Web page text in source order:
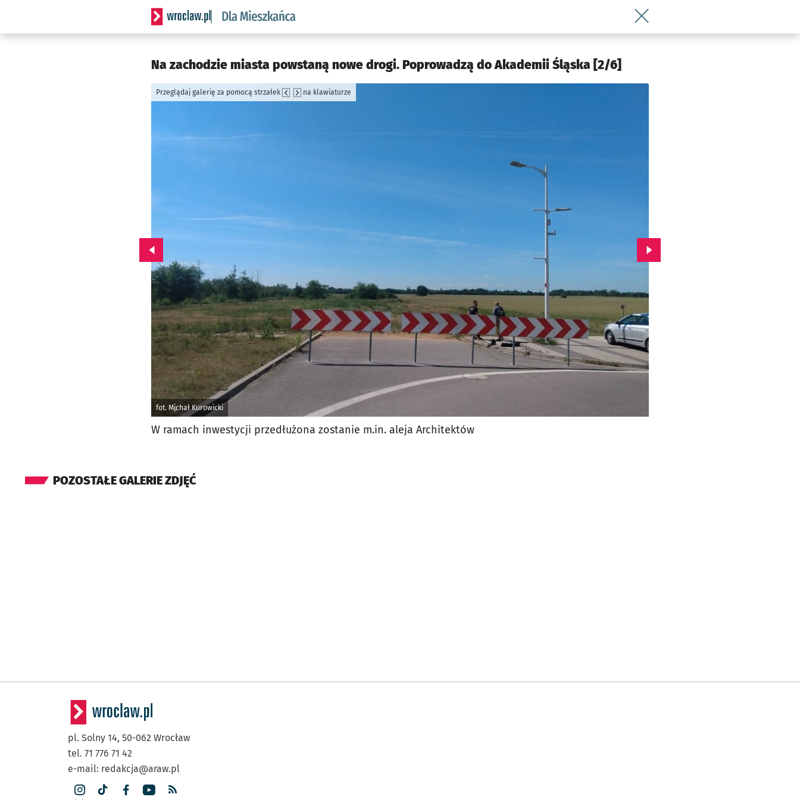
Serwis informacyjny wroclaw.pl podserwis: Dla mieszkańca
Wróć do artykułu Na zachodzie
Na zachodzie miasta powstaną nowe drogi. Poprowadzą do Akademii Śląska [2/6]
fot. Michał Kurowicki
Przeglądaj galerię za pomocą strzałek na klawiaturze
Przejdź do poprzedniego zdjęcia. Przejdź do kolejnego zdjęcia.
W ramach inwestycji przedłużona zostanie m.in. aleja Architektów
POZOSTAŁE GALERIE ZDJĘĆ
pl. Solny 14, 50-062 Wrocław
tel. 71 776 71 42
e-mail: redakcja@araw.pl